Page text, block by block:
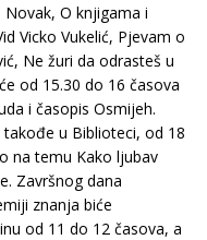
O knjigama i
Vicko Vukelić, Pjevam o
Ne žuri da odrasteš u
od 15.30 do 16 časova
i časopis Osmijeh.
u Biblioteci, od 18
na temu Kako ljubav
Završnog dana
znanja biće
od 11 do 12 časova, a